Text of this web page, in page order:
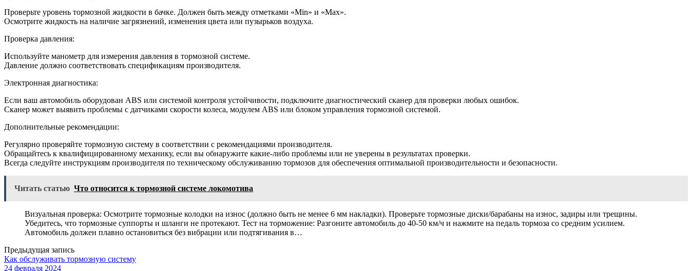
Проверьте уровень тормозной жидкости в бачке. Должен быть между отметками «Min» и «Max».
Осмотрите жидкость на наличие загрязнений, изменения цвета или пузырьков воздуха.
Проверка давления:
Используйте манометр для измерения давления в тормозной системе.
Давление должно соответствовать спецификациям производителя.
Электронная диагностика:
Если ваш автомобиль оборудован ABS или системой контроля устойчивости, подключите диагностический сканер для проверки любых ошибок.
Сканер может выявить проблемы с датчиками скорости колеса, модулем ABS или блоком управления тормозной системой.
Дополнительные рекомендации:
Регулярно проверяйте тормозную систему в соответствии с рекомендациями производителя.
Обращайтесь к квалифицированному механику, если вы обнаружите какие-либо проблемы или не уверены в результатах проверки.
Всегда следуйте инструкциям производителя по техническому обслуживанию тормозов для обеспечения оптимальной производительности и безопасности.
Читать статью Что относится к тормозной системе локомотива
Визуальная проверка: Осмотрите тормозные колодки на износ (должно быть не менее 6 мм накладки). Проверьте тормозные диски/барабаны на износ, задиры или трещины.
Убедитесь, что тормозные суппорты и шланги не протекают. Тест на торможение: Разгоните автомобиль до 40-50 км/ч и нажмите на педаль тормоза со средним усилием.
Автомобиль должен плавно остановиться без вибрации или подтягивания в…
Предыдущая запись
Как обслуживать тормозную систему
24 февраля 2024